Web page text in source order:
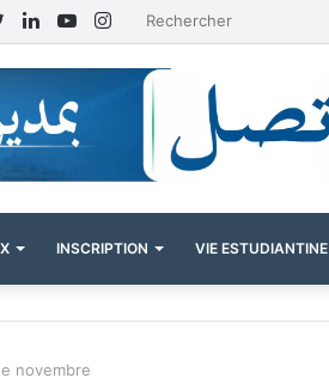
Instagram
YouTube
Linkedin
Twitter
INSCRIPTION VIE ESTUDIANTINE
novembre